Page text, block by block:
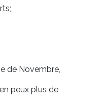
de Novembre,
peux plus de